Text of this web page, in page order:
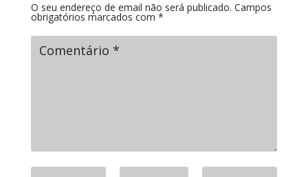
O seu endereço de email não será publicado. Campos
obrigatórios marcados com *